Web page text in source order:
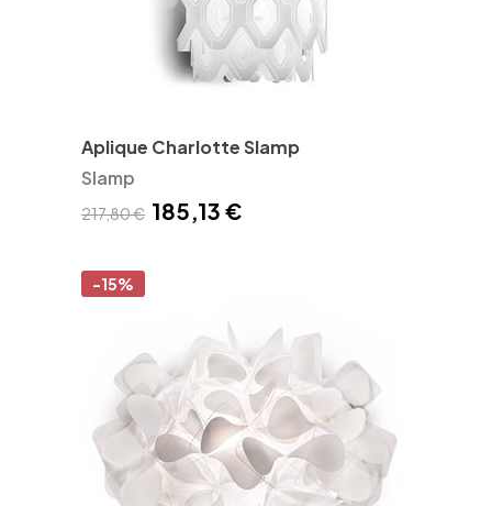
Aplique Charlotte Slamp
Slamp
217,80 € 185,13 €
-15%